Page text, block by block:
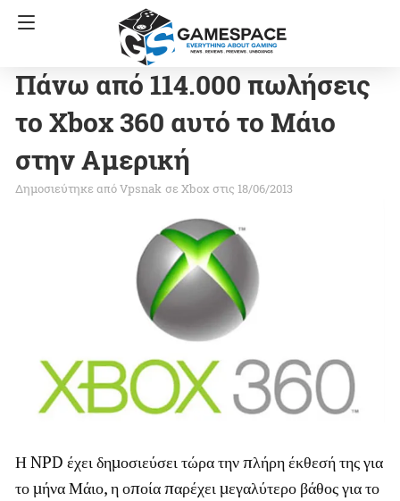
Πάνω από 114.000 πωλήσεις
το Xbox 360 αυτό το Μάιο
στην Αμερική
Vpsnak σε Xbox στις 18/06/2013
Η NPD έχει δημοσιεύσει τώρα την πλήρη έκθεσή της για
το μήνα Μάιο, η οποία παρέχει μεγαλύτερο βάθος για το